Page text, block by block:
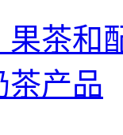
果茶和
茶产品